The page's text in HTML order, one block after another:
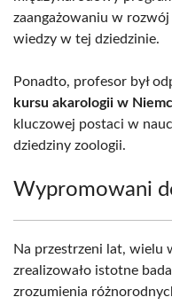
zaangażowaniu w
wiedzy w tej dziedzinie.
Ponadto, profesor był
kursu akarologii w
kluczowej postaci w
dziedziny zoologii.
Wypromowani
Na przestrzeni lat,
zrealizowało istotne
zrozumienia